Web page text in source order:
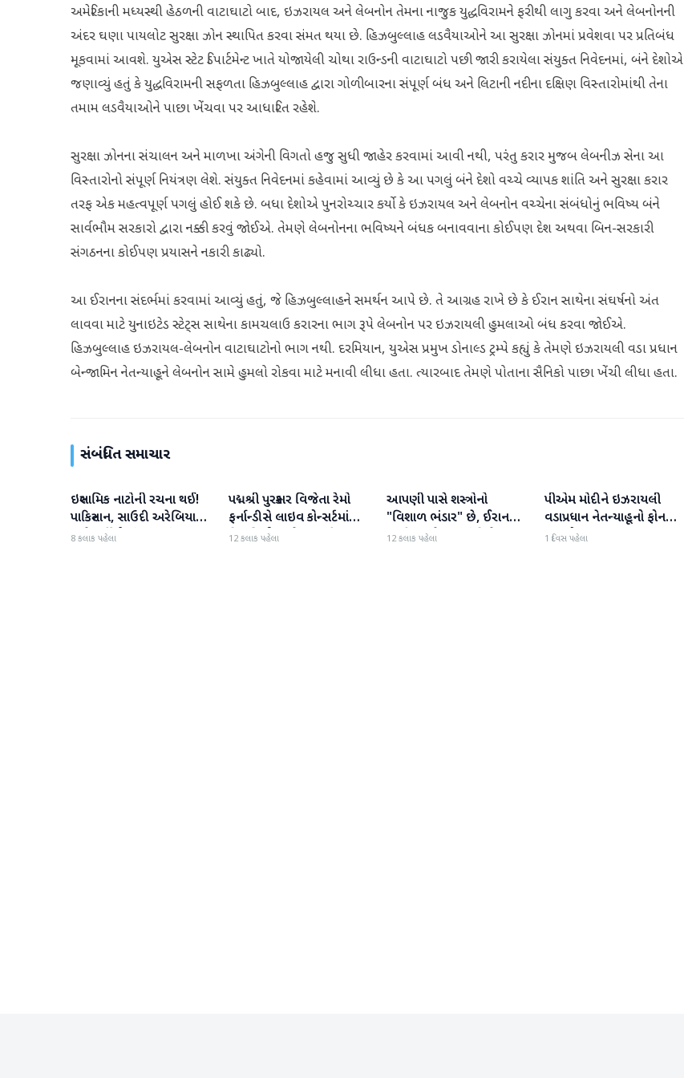
અમેરિકાની મધ્યસ્થી હેઠળની વાટાઘાટો બાદ, ઇઝરાયલ અને લેબનોન તેમના નાજુક યુદ્ધવિરામને ફરીથી લાગુ કરવા અને લેબનોનની
અંદર ઘણા પાયલોટ સુરક્ષા ઝોન સ્થાપિત કરવા સંમત થયા છે. હિઝબુલ્લાહ લડવૈયાઓને આ સુરક્ષા ઝોનમાં પ્રવેશવા પર પ્રતિબંધ
મૂકવામાં આવશે. યુએસ સ્ટેટ ડિપાર્ટમેન્ટ ખાતે યોજાયેલી ચોથા રાઉન્ડની વાટાઘાટો પછી જારી કરાયેલા સંયુક્ત નિવેદનમાં, બંને દેશોએ
જણાવ્યું હતું કે યુદ્ધવિરામની સફળતા હિઝબુલ્લાહ દ્વારા ગોળીબારના સંપૂર્ણ બંધ અને લિટાની નદીના દક્ષિણ વિસ્તારોમાંથી તેના
તમામ લડવૈયાઓને પાછા ખેંચવા પર આધારિત રહેશે.
સુરક્ષા ઝોનના સંચાલન અને માળખા અંગેની વિગતો હજુ સુધી જાહેર કરવામાં આવી નથી, પરંતુ કરાર મુજબ લેબનીઝ સેના આ
વિસ્તારોનો સંપૂર્ણ નિયંત્રણ લેશે. સંયુક્ત નિવેદનમાં કહેવામાં આવ્યું છે કે આ પગલું બંને દેશો વચ્ચે વ્યાપક શાંતિ અને સુરક્ષા કરાર
તરફ એક મહત્વપૂર્ણ પગલું હોઈ શકે છે. બધા દેશોએ પુનરોચ્ચાર કર્યો કે ઇઝરાયલ અને લેબનોન વચ્ચેના સંબંધોનું ભવિષ્ય બંને
સાર્વભૌમ સરકારો દ્વારા નક્કી કરવું જોઈએ. તેમણે લેબનોનના ભવિષ્યને બંધક બનાવવાના કોઈપણ દેશ અથવા બિન-સરકારી
સંગઠનના કોઈપણ પ્રયાસને નકારી કાઢ્યો.
આ ઈરાનના સંદર્ભમાં કરવામાં આવ્યું હતું, જે હિઝબુલ્લાહને સમર્થન આપે છે. તે આગ્રહ રાખે છે કે ઈરાન સાથેના સંઘર્ષનો અંત
લાવવા માટે યુનાઇટેડ સ્ટેટ્સ સાથેના કામચલાઉ કરારના ભાગ રૂપે લેબનોન પર ઇઝરાયલી હુમલાઓ બંધ કરવા જોઈએ.
હિઝબુલ્લાહ ઇઝરાયલ-લેબનોન વાટાઘાટોનો ભાગ નથી. દરમિયાન, યુએસ પ્રમુખ ડોનાલ્ડ ટ્રમ્પે કહ્યું કે તેમણે ઇઝરાયલી વડા પ્રધાન
બેન્જામિન નેતન્યાહૂને લેબનોન સામે હુમલો રોકવા માટે મનાવી લીધા હતા. ત્યારબાદ તેમણે પોતાના સૈનિકો પાછા ખેંચી લીધા હતા.
સંબંધિત સમાચાર
આંતરરાષ્ટ્રીય
ઇસ્લામિક નાટોની રચના થઈ!
પાકિસ્તાન, સાઉદી અરેબિયા
અને તુર્કીએ સંયુક્ત સંરક્ષણ
8 કલાક પહેલા
આંતરરાષ્ટ્રીય
પદ્મશ્રી પુરસ્કાર વિજેતા રેમો
ફર્નાન્ડીસે લાઇવ કોન્સર્ટમાંથી
નિવૃત્તિની જાહેરાત કરી
12 કલાક પહેલા
આંતરરાષ્ટ્રીય
આપણી પાસે શસ્ત્રોનો
"વિશાળ ભંડાર" છે, ઈરાન
"ગરીબ" છે, ટ્રમ્પનું નિવેદન
12 કલાક પહેલા
આંતરરાષ્ટ્રીય
પીએમ મોદીને ઇઝરાયલી
વડાપ્રધાન નેતન્યાહૂનો ફોન
આવ્યો
1 દિવસ પહેલા